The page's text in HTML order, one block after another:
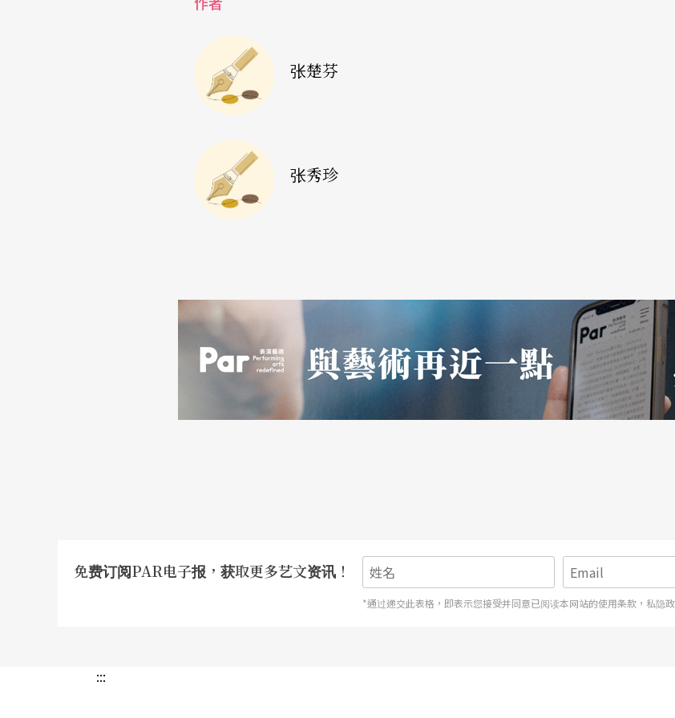
本身的内心戏很强，在一种真实与虚幻之间。白兰琪这个角色，在西方经典的挑战性直追莎士比
亚作品里的角色，莎士比亚的角色处在悲剧与喜剧之间的模糊性，人性的面很大。
曹七巧是在一个不适合她生存的环境当中生存，所以她就有很多的冲突，很多的意外，这个
我是一个演员，我必须很忠实地把剧中角色诠释出来，我不能把一个角色演出来让观众同情我，
而是要在不露痕迹当中让观众看到她的可怜，这是一个很不一样的思考方式。这个角色完全是我
我看《金锁记》时，是透过将曹七巧这角色放在一个环境，而这个家庭是象征著正准备要转
换的一个中国，面对从传统封建转换到现代的冲突。女性角色最鲜明的时候，通常是在一个背景
的大环境正在转换，女性必须调整她新的角色位置，而在调整时，她会遇到抗力，原来旧的规范
不允许妳去转换，但是整个时代已经隐约地在呼唤妳必须扮演另外一个角色了。妳要挑战旧道
魏：我觉得她不能算是坏女人，她只是有一些缺点而已。至于你刚刚所讲的夺取权力，我有一点
不太认同。事实上她只是生长在那个时代的一个小人物，只是张爱玲把她扩大了。我们在戏剧上
张楚芬
张秀珍
免费订阅PAR电子报，获取更多艺文资讯！
*通过递交此表格，即表示您接受并同意已阅读本网站的使用条款，私隐
:::